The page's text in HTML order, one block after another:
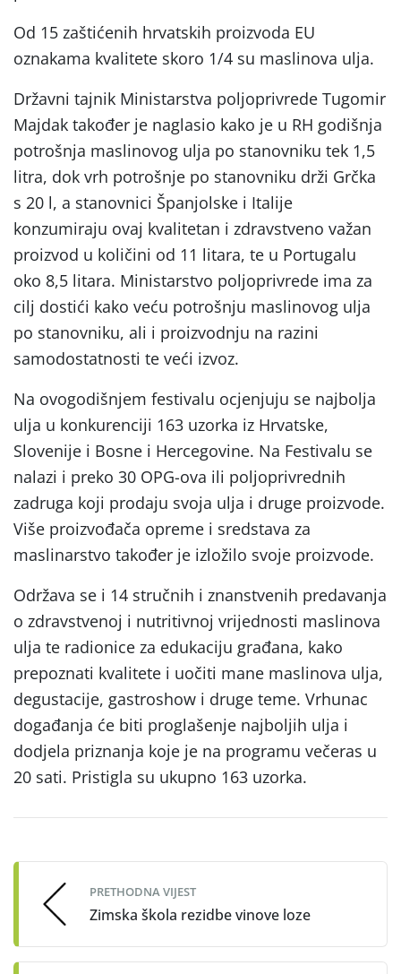
Od 15 zaštićenih hrvatskih proizvoda EU
oznakama kvalitete skoro 1/4 su maslinova ulja.
Državni tajnik Ministarstva poljoprivrede Tugomir
Majdak također je naglasio kako je u RH godišnja
potrošnja maslinovog ulja po stanovniku tek 1,5
litra, dok vrh potrošnje po stanovniku drži Grčka
s 20 l, a stanovnici Španjolske i Italije
konzumiraju ovaj kvalitetan i zdravstveno važan
proizvod u količini od 11 litara, te u Portugalu
oko 8,5 litara. Ministarstvo poljoprivrede ima za
cilj dostići kako veću potrošnju maslinovog ulja
po stanovniku, ali i proizvodnju na razini
samodostatnosti te veći izvoz.
Na ovogodišnjem festivalu ocjenjuju se najbolja
ulja u konkurenciji 163 uzorka iz Hrvatske,
Slovenije i Bosne i Hercegovine. Na Festivalu se
nalazi i preko 30 OPG-ova ili poljoprivrednih
zadruga koji prodaju svoja ulja i druge proizvode.
Više proizvođača opreme i sredstava za
maslinarstvo također je izložilo svoje proizvode.
Održava se i 14 stručnih i znanstvenih predavanja
o zdravstvenoj i nutritivnoj vrijednosti maslinova
ulja te radionice za edukaciju građana, kako
prepoznati kvalitete i uočiti mane maslinova ulja,
degustacije, gastroshow i druge teme. Vrhunac
događanja će biti proglašenje najboljih ulja i
dodjela priznanja koje je na programu večeras u
20 sati. Pristigla su ukupno 163 uzorka.
navigation
PRETHODNA VIJEST
Zimska škola rezidbe vinove loze